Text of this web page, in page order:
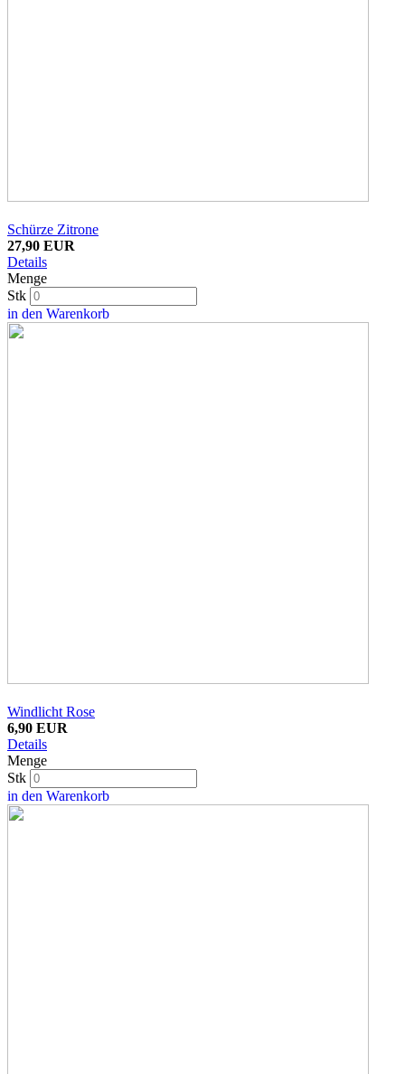
Schürze Zitrone
27,90 EUR
Details
Menge
Stk
in den Warenkorb
Windlicht Rose
6,90 EUR
Details
Menge
Stk
in den Warenkorb